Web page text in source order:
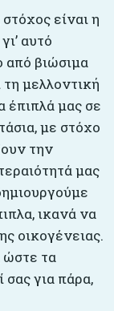
είναι η
αυτό
από βιώσιμα
μελλοντική
έπιπλά μας σε
με στόχο
την
μας
ικανά να
οικογένειας.
ώστε τα
σας για πάρα,